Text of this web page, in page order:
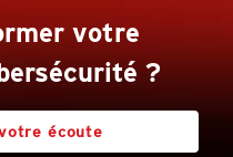
votre
?
écoute